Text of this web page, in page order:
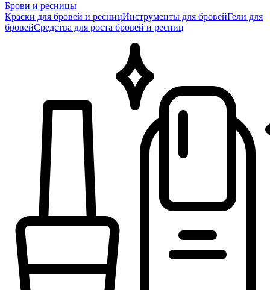
Брови и ресницы
Краски для бровей и ресницИнструменты для бровейГели для
бровейСредства для роста бровей и ресниц